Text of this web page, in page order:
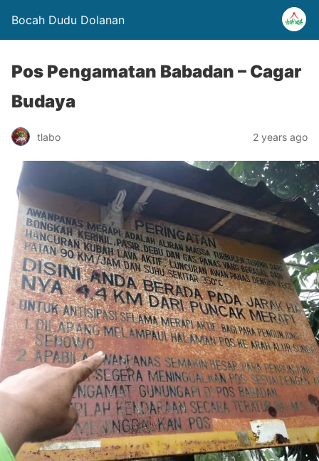
Bocah Dudu Dolanan
Pos Pengamatan Babadan – Cagar
Budaya
tlabo 2 years ago